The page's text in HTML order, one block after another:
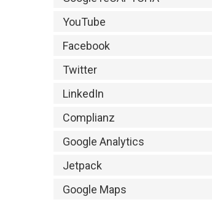
YouTube
Facebook
Twitter
LinkedIn
Complianz
Google Analytics
Jetpack
Google Maps